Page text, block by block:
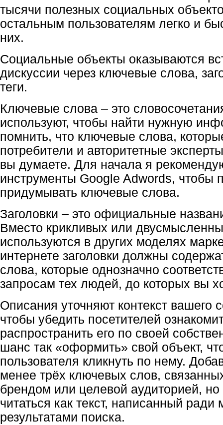
тысячи полезных социальных
остальным пользователям легко и
них.
Социальные объекты оказываются
дискуссии через ключевые слова,
теги.
Ключевые слова – это
используют, чтобы найти нужную
помнить, что ключевые слова,
потребители и авторитетные
вы думаете. Для начала я
инструменты Google Adwords, чтобы
придумывать ключевые слова.
Заголовки – это официальные
Вместо крикливых или
используются в других моделях
интернете заголовки должны
слова, которые однозначно
запросам тех людей, до которых вы
Описания уточняют контекст вашего
чтобы убедить посетителей
распространить его по своей
шанс так «оформить» свой объект,
пользователя кликнуть по нему.
менее трёх ключевых слов,
брендом или целевой аудиторией,
читаться как текст, написанный ради
результатами поиска.